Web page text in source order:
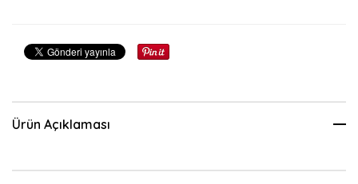
Ürün Açıklaması